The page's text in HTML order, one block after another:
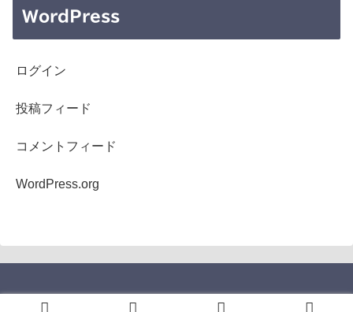
WordPress
ログイン
投稿フィード
コメントフィード
WordPress.org